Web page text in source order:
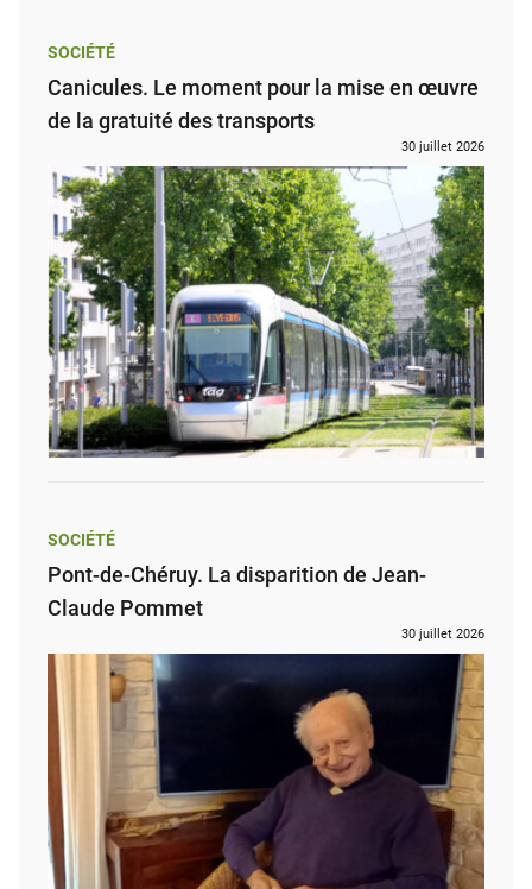
SOCIÉTÉ
Canicules. Le moment pour la mise en œuvre
de la gratuité des transports
30 juillet 2026
SOCIÉTÉ
Pont-de-Chéruy. La disparition de Jean-
Claude Pommet
30 juillet 2026